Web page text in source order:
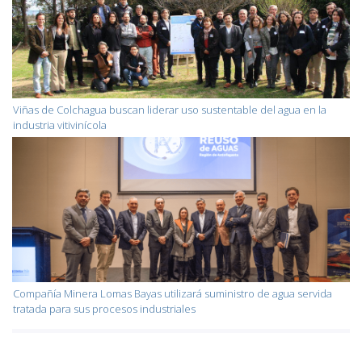
Viñas de Colchagua buscan liderar uso sustentable del agua en la
industria vitivinícola
Compañía Minera Lomas Bayas utilizará suministro de agua servida
tratada para sus procesos industriales